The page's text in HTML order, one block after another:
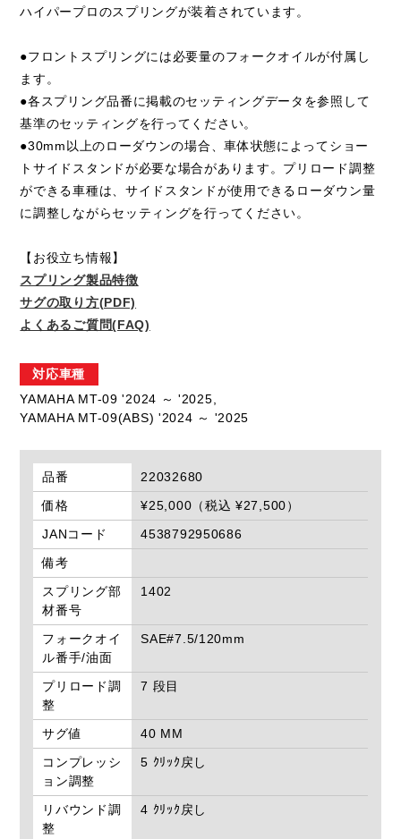
ハイパープロのスプリングが装着されています。
●フロントスプリングには必要量のフォークオイルが付属し
ます。
●各スプリング品番に掲載のセッティングデータを参照して
基準のセッティングを行ってください。
●30mm以上のローダウンの場合、車体状態によってショー
トサイドスタンドが必要な場合があります。プリロード調整
ができる車種は、サイドスタンドが使用できるローダウン量
に調整しながらセッティングを行ってください。
【お役立ち情報】
スプリング製品特徴
サグの取り方(PDF)
よくあるご質問(FAQ)
対応車種
YAMAHA MT-09 '2024 ～ '2025,
YAMAHA MT-09(ABS) '2024 ～ '2025
品番
22032680
価格
¥25,000（税込 ¥27,500）
JANコード
4538792950686
備考
スプリング部
材番号
1402
フォークオイ
ル番手/油面
SAE#7.5/120mm
プリロード調
整
7 段目
サグ値
40 MM
コンプレッシ
ョン調整
5 ｸﾘｯｸ戻し
リバウンド調
整
4 ｸﾘｯｸ戻し